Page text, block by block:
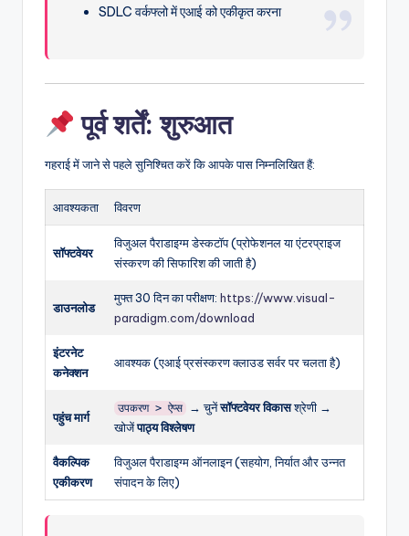
SDLC वर्कफ्लो में एआई को एकीकृत करना
पूर्व शर्तें: शुरुआत
गहराई में जाने से पहले सुनिश्चित करें कि आपके पास निम्नलिखित हैं:
आवश्यकता विवरण
सॉफ्टवेयर
विजुअल पैराडाइग्म डेस्कटॉप (प्रोफेशनल या एंटरप्राइज
संस्करण की सिफारिश की जाती है)
डाउनलोड
मुफ्त 30 दिन का परीक्षण: https://www.visual-
paradigm.com/download
इंटरनेट
कनेक्शन
आवश्यक (एआई प्रसंस्करण क्लाउड सर्वर पर चलता है)
पहुंच मार्ग
उपकरण > ऐप्स → चुनेंसॉफ्टवेयर विकासश्रेणी →
खोजेंपाठ्य विश्लेषण
वैकल्पिक
एकीकरण
विजुअल पैराडाइग्म ऑनलाइन (सहयोग, निर्यात और उन्नत
संपादन के लिए)